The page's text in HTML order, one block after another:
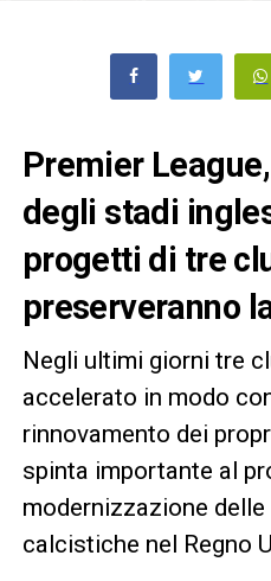
Premier
degli stadi
progetti di tre
preserveranno
Negli ultimi giorni tre
accelerato in modo
rinnovamento dei
spinta importante al
modernizzazione
calcistiche nel Regno